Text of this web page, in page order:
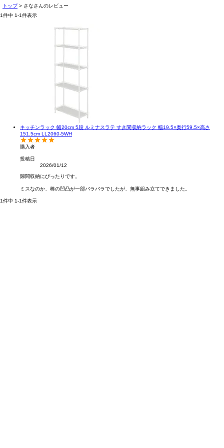
トップ
さなさんのレビュー
1件中 1-1件表示
キッチンラック 幅20cm 5段 ルミナスラテ すき間収納ラック 幅19.5×奥行59.5×高さ
151.5cm LL2060-5WH
購入者
投稿日
2026/01/12
隙間収納にぴったりです。
ミスなのか、棒の凹凸が一部バラバラでしたが、無事組み立てできました。
1件中 1-1件表示